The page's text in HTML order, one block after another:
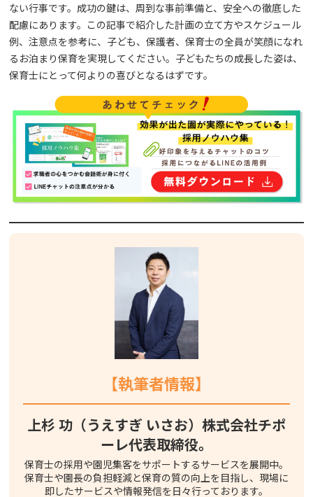
ない行事です。成功の鍵は、周到な事前準備と、安全への徹底した
配慮にあります。この記事で紹介した計画の立て方やスケジュール
例、注意点を参考に、子ども、保護者、保育士の全員が笑顔になれ
るお泊まり保育を実現してください。子どもたちの成長した姿は、
保育士にとって何よりの喜びとなるはずです。
【執筆者情報】
上杉 功（うえすぎ いさお）株式会社チポ
ーレ代表取締役。
保育士の採用や園児集客をサポートするサービスを展開中。
保育士や園長の負担軽減と保育の質の向上を目指し、現場に
即したサービスや情報発信を日々行っております。